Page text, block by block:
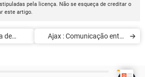
pela licença. Não se esqueça de creditar o
este artigo.
de
Ajax : Comunicação entre